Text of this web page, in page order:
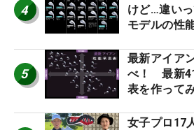
4
けど…違い
モデルの性
5
最新アイア
べ！ 最新
表を作って
女子プロ17